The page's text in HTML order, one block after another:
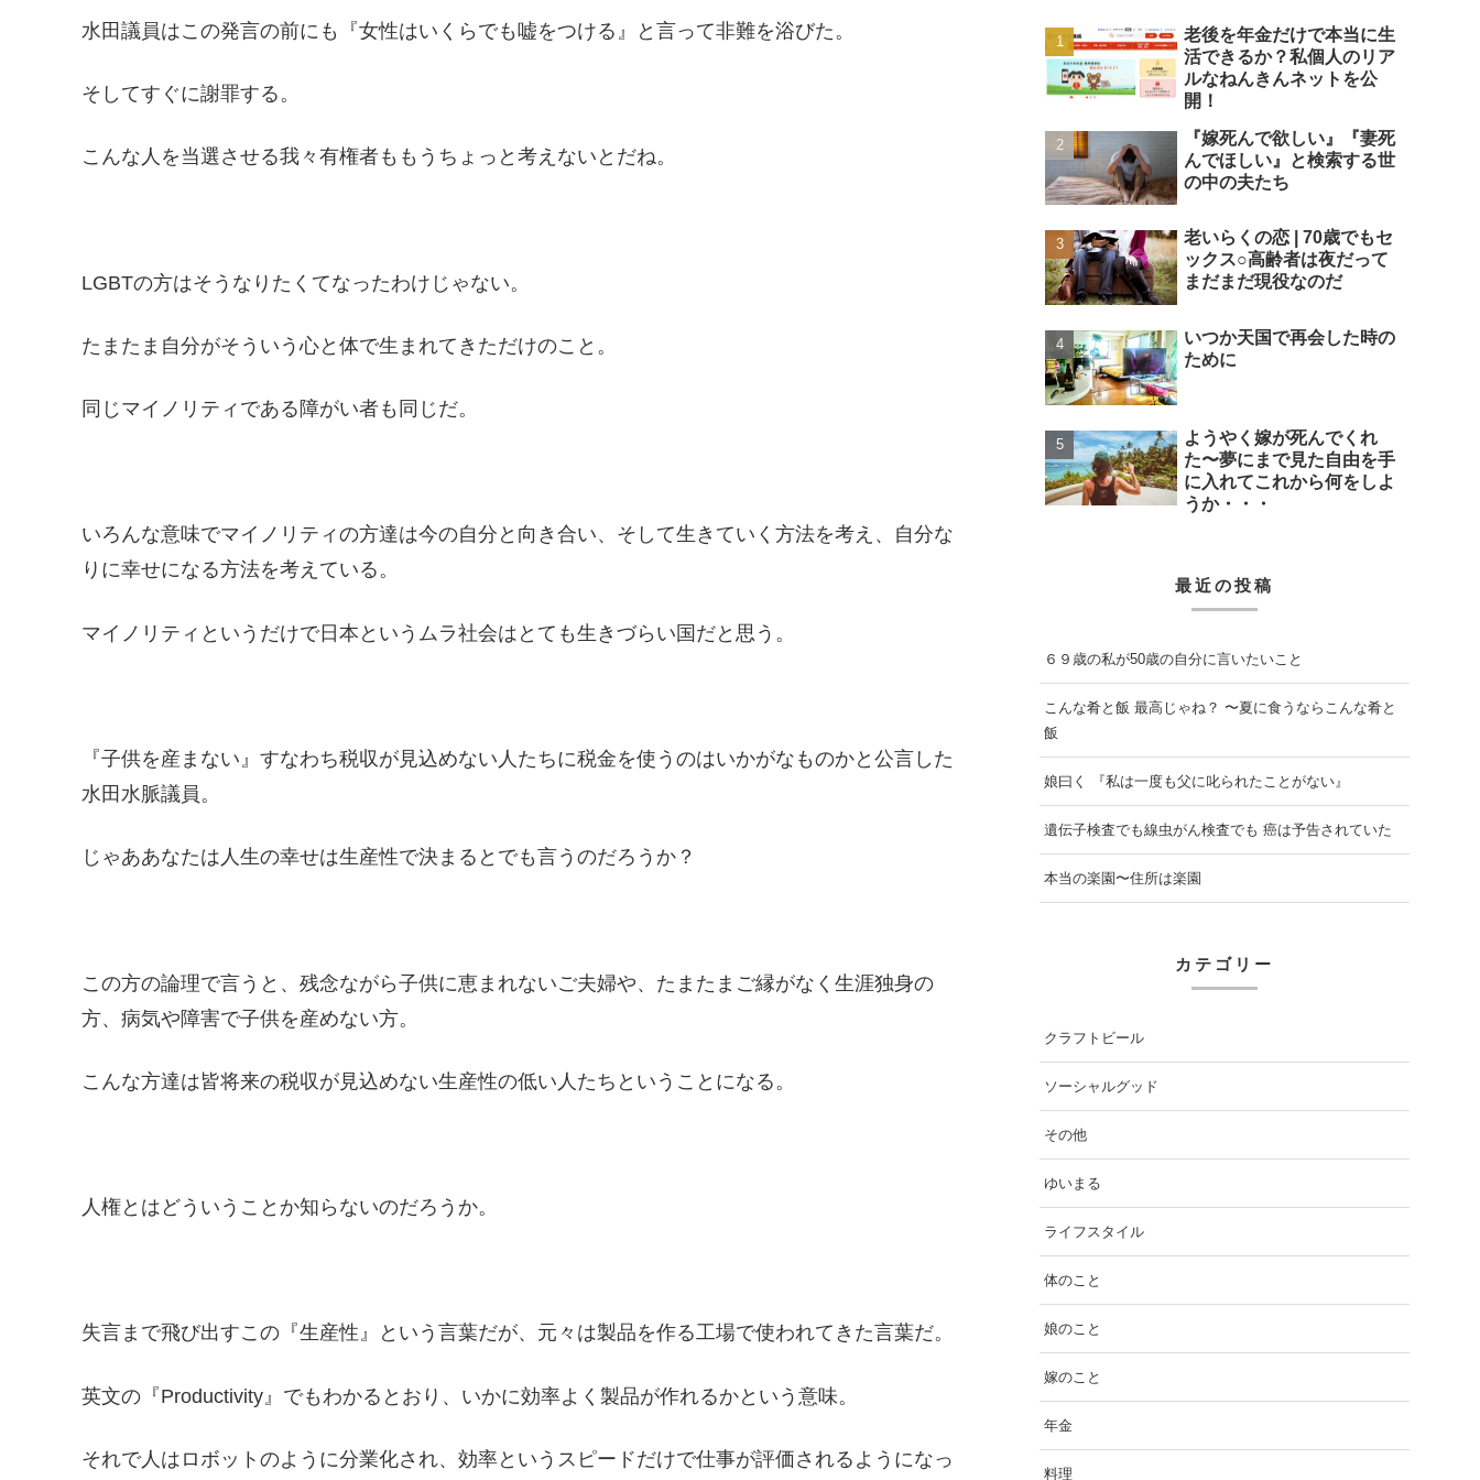
水田議員はこの発言の前にも『女性はいくらでも嘘をつける』と言って非難を浴びた。
そしてすぐに謝罪する。
こんな人を当選させる我々有権者ももうちょっと考えないとだね。
LGBTの方はそうなりたくてなったわけじゃない。
たまたま自分がそういう心と体で生まれてきただけのこと。
同じマイノリティである障がい者も同じだ。
いろんな意味でマイノリティの方達は今の自分と向き合い、そして生きていく方法を考え、自分な
りに幸せになる方法を考えている。
マイノリティというだけで日本というムラ社会はとても生きづらい国だと思う。
『子供を産まない』すなわち税収が見込めない人たちに税金を使うのはいかがなものかと公言した
水田水脈議員。
じゃああなたは人生の幸せは生産性で決まるとでも言うのだろうか？
この方の論理で言うと、残念ながら子供に恵まれないご夫婦や、たまたまご縁がなく生涯独身の
方、病気や障害で子供を産めない方。
こんな方達は皆将来の税収が見込めない生産性の低い人たちということになる。
人権とはどういうことか知らないのだろうか。
失言まで飛び出すこの『生産性』という言葉だが、元々は製品を作る工場で使われてきた言葉だ。
英文の『Productivity』でもわかるとおり、いかに効率よく製品が作れるかという意味。
それで人はロボットのように分業化され、効率というスピードだけで仕事が評価されるようになっ
老後を年金だけで本当に生
活できるか？私個人のリア
ルなねんきんネットを公
開！
『嫁死んで欲しい』『妻死
んでほしい』と検索する世
の中の夫たち
老いらくの恋 | 70歳でもセ
ックス○高齢者は夜だって
まだまだ現役なのだ
いつか天国で再会した時の
ために
ようやく嫁が死んでくれ
た〜夢にまで見た自由を手
に入れてこれから何をしよ
うか・・・
最近の投稿
６９歳の私が50歳の自分に言いたいこと
こんな肴と飯 最高じゃね？ 〜夏に食うならこんな肴と
飯
娘曰く 『私は一度も父に叱られたことがない』
遺伝子検査でも線虫がん検査でも 癌は予告されていた
本当の楽園〜住所は楽園
カテゴリー
クラフトビール
ソーシャルグッド
その他
ゆいまる
ライフスタイル
体のこと
娘のこと
嫁のこと
年金
料理